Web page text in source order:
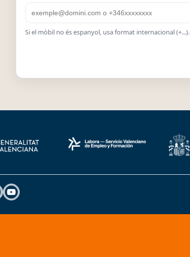
Si el mòbil no és espanyol, usa format internacional (+...).